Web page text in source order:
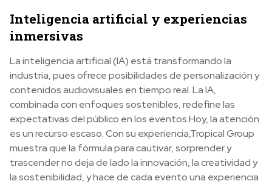
Inteligencia artificial y experiencias
inmersivas
La inteligencia artificial (IA) está transformando la
industria, pues ofrece posibilidades de personalización y
contenidos audiovisuales en tiempo real. La IA,
combinada con enfoques sostenibles, redefine las
expectativas del público en los eventos.Hoy, la atención
es un recurso escaso. Con su experiencia,Tropical Group
muestra que la fórmula para cautivar, sorprender y
trascender no deja de lado la innovación, la creatividad y
la sostenibilidad, y hace de cada evento una experiencia